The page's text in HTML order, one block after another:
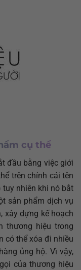
cụ thể
đầu bằng việc giới
trên chính cái tên
nhiên khi nó bắt
sản phẩm dịch vụ
xây dựng kế hoạch
thương hiệu trong
có thể xóa đi nhiều
ủng hộ. Vì vậy,
của thương hiệu